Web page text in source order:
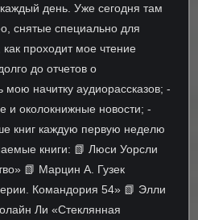
день. Уже сегодня там
снятые специально для
проходит мое чтение
до отчетов о
начитку аудиорассказов; -
и околокнижные новости; -
книг каждую первую неделю
книги: 📗 Люси Уорсли
📗 Марцин А. Гузек
Командория 54» 📗 Элли
Ли «Стеклянная